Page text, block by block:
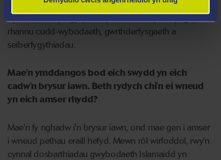
Uned 5Eyes. Mae'r swydd yn mynd â mi i bedwar ban
rhannu cudd-wybodaeth, gwrthderfysgaeth a
seiberfygythiadau.
Mae'n ymddangos bod eich swydd yn eich
cadw'n brysur iawn. Beth rydych chi'n ei wneud
yn eich amser rhydd?
Mae'n fy nghadw i'n brysur iawn, ond mae gen i amser
i wneud pethau eraill hefyd. Mewn rôl wirfoddol, rwy'n
cynnal dosbarthiadau gwybodaeth Islamaidd yn